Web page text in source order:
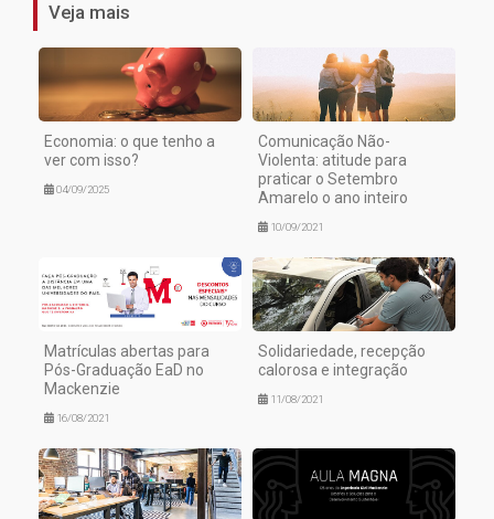
Veja mais
Economia: o que tenho a
ver com isso?
04/09/2025
Comunicação Não-
Violenta: atitude para
praticar o Setembro
Amarelo o ano inteiro
10/09/2021
Matrículas abertas para
Pós-Graduação EaD no
Mackenzie
16/08/2021
Solidariedade, recepção
calorosa e integração
11/08/2021